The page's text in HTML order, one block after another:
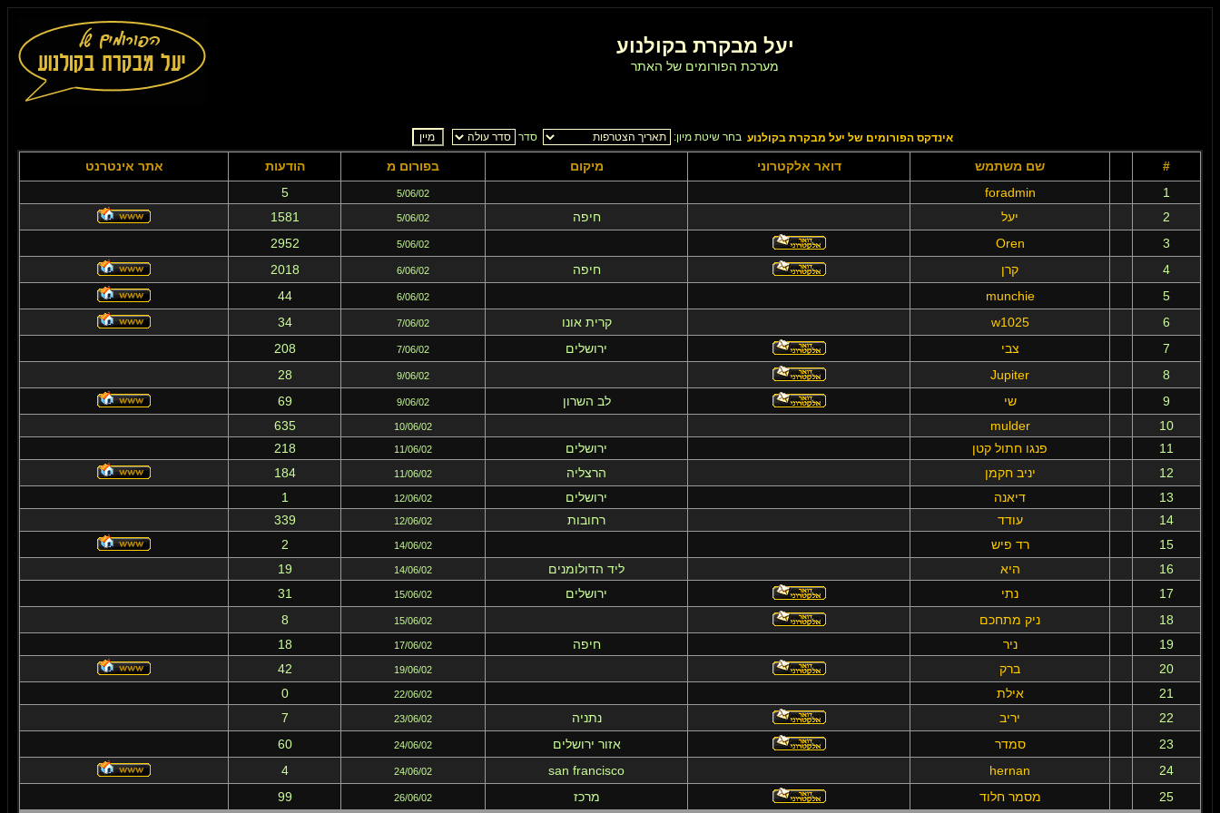
יעל מבקרת בקולנוע
מערכת הפורומים של האתר
אינדקס הפורומים של יעל מבקרת בקולנוע בחר שיטת מיון: סדר
# שם משתמש דואר אלקטרוני מיקום בפורום מ הודעות
אתר אינטרנט
foradmin
5/06/02
5
יעל חיפה 5/06/02
1581
Oren
5/06/02
2952
קרן חיפה 6/06/02
2018
munchie
6/06/02
44
w1025 קרית אונו 7/06/02
34
צבי ירושלים 7/06/02
208
Jupiter
9/06/02
28
שי לב השרון 9/06/02
69
mulder
10/06/02
635
פנגו חתול קטן ירושלים 11/06/02
218
יניב חקמן הרצליה 11/06/02
184
דיאנה ירושלים 12/06/02
1
עודד רחובות 12/06/02
339
רד פיש 14/06/02
2
היא ליד הדולומנים 14/06/02
19
נתי ירושלים 15/06/02
31
ניק מתחכם 15/06/02
8
ניר חיפה 17/06/02
18
ברק 19/06/02
42
אילת 22/06/02
0
יריב נתניה 23/06/02
7
סמדר אזור ירושלים 24/06/02
60
hernan
san francisco
24/06/02
4
מסמר חלוד מרכז 26/06/02
99